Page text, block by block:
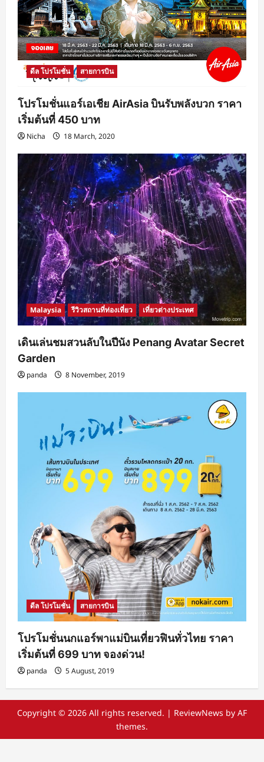
ดีล โปรโมชั่น สายการบิน
โปรโมชั่นแอร์เอเชีย AirAsia บินรับพลังบวก ราคา
เริ่มต้นที่ 450 บาท
Nicha 18 March, 2020
Malaysia รีวิวสถานที่ท่องเที่ยว เที่ยวต่างประเทศ
เดินเล่นชมสวนลับในปีนัง Penang Avatar Secret
Garden
panda 8 November, 2019
ดีล โปรโมชั่น สายการบิน
โปรโมชั่นนกแอร์พาแม่บินเที่ยวฟินทั่วไทย ราคา
เริ่มต้นที่ 699 บาท จองด่วน!
panda 5 August, 2019
Copyright © 2026 All rights reserved. | ReviewNews by AF
themes.